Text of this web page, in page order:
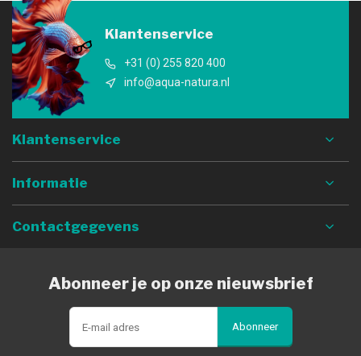
Klantenservice
+31 (0) 255 820 400
info@aqua-natura.nl
Klantenservice
Informatie
Contactgegevens
Abonneer je op onze nieuwsbrief
Abonneer